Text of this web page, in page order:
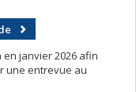
en janvier 2026 afin
une entrevue au